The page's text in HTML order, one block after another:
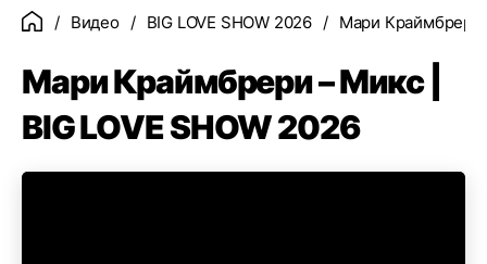
ГлавнаяВидео BIG LOVE SHOW 2026 Мари Краймбрери
Мари Краймбрери – Микс |
BIG LOVE SHOW 2026